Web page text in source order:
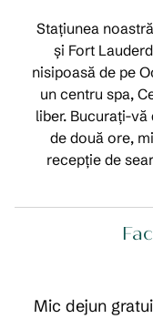
Stațiunea
și Fort
nisipoasă de pe
un centru spa,
liber. Bucurați-
de două ore,
recepție de
Mic dejun